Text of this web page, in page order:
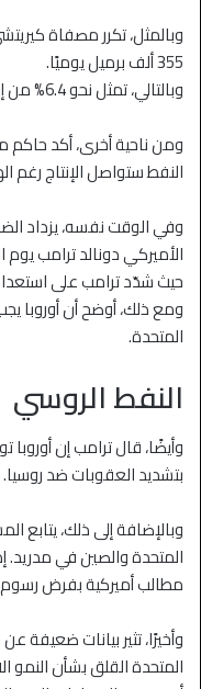
355 ألف برميل يوميًا.
وبالتالي، تمثل نحو 6.4% من إجمالي إنتاج النفط في روسيا.
ومن ناحية أخرى، أكد
النفط ستواصل الإنتاج رغم
وفي الوقت نفسه، يزداد
الأميركي دونالد ترامب يوم
حيث شدّد ترامب على
ومع ذلك، أوضح أن أوروبا
المتحدة.
النفط الروسي
وأيضًا، قال ترامب إن
بتشديد العقوبات ضد روسيا.
وبالإضافة إلى ذلك، يتابع
المتحدة والصين في مدريد.
مطالب أميركية بفرض
وأخيرًا، تثير بيانات ضعيفة
المتحدة القلق بشأن